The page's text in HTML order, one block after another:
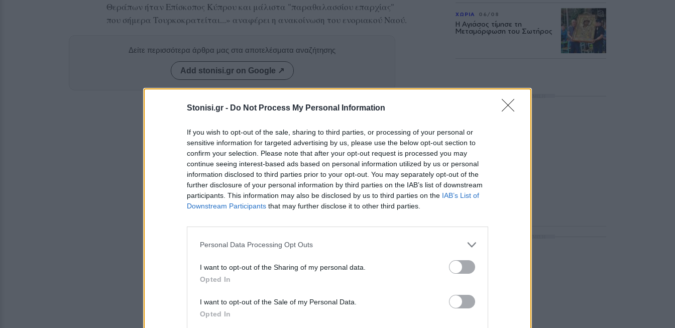
Stonisi.gr - Do Not Process My Personal Information
If you wish to opt-out of the sale, sharing to third parties, or processing of your personal or
sensitive information for targeted advertising by us, please use the below opt-out section to
confirm your selection. Please note that after your opt-out request is processed you may
continue seeing interest-based ads based on personal information utilized by us or personal
information disclosed to third parties prior to your opt-out. You may separately opt-out of the
further disclosure of your personal information by third parties on the IAB’s list of downstream
participants. This information may also be disclosed by us to third parties on the IAB’s List of
Downstream Participants that may further disclose it to other third parties.
Personal Data Processing Opt Outs
I want to opt-out of the Sharing of my personal data.
Opted In
I want to opt-out of the Sale of my Personal Data.
Opted In
Θεράπων ήταν Επίσκοπος Κύπρου και μάλιστα "παραθαλασσίου επαρχίας"
που σήμερα Τουρκοκρατείται...» αναφέρει η ανακοίνωση του ενοριακού Ναού.
Δείτε περισσότερα άρθρα μας στα αποτελέσματα αναζήτησης
Add stonisi.gr on Google ↗
ΧΩΡΙΑ 06/08
Η Αγιάσος τίμησε τη
Μεταμόρφωση του Σωτήρος